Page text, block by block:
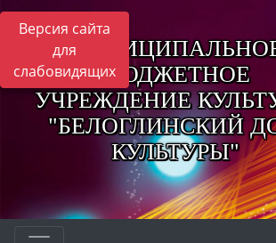
Версия сайта
для
слабовидящихБЮДЖЕТНОЕ
УЧРЕЖДЕНИЕ
"БЕЛОГЛИНСКИЙ
КУЛЬТУРЫ"